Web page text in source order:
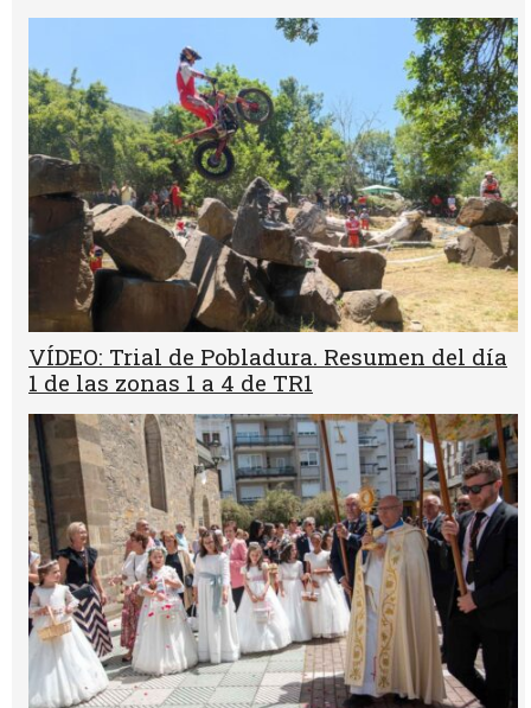
VÍDEO: Trial de Pobladura. Resumen del día
1 de las zonas 1 a 4 de TR1